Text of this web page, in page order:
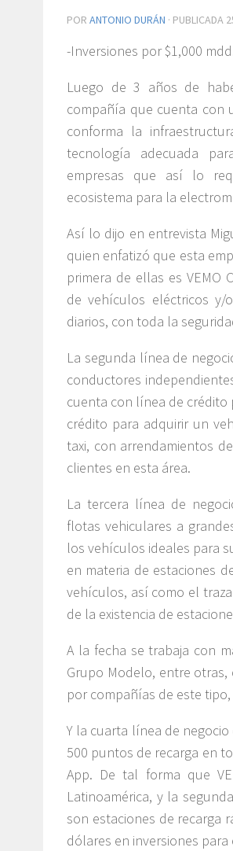
POR ANTONIO DURÁN · PUBLICADA
-Inversiones por $1,000
Luego de 3 años de
compañía que cuenta con
conforma la
tecnología adecuada
empresas que así lo
ecosistema para la
Así lo dijo en entrevista
quien enfatizó que esta
primera de ellas es VEMO
de vehículos eléctricos
diarios, con toda la
La segunda línea de
conductores
cuenta con línea de crédito
crédito para adquirir un
taxi, con arrendamientos
clientes en esta área.
La tercera línea de
flotas vehiculares a
los vehículos ideales para
en materia de estaciones
vehículos, así como el
de la existencia de
A la fecha se trabaja con
Grupo Modelo, entre
por compañías de este
Y la cuarta línea de
500 puntos de recarga en
App. De tal forma que
Latinoamérica, y la
son estaciones de recarga
dólares en inversiones